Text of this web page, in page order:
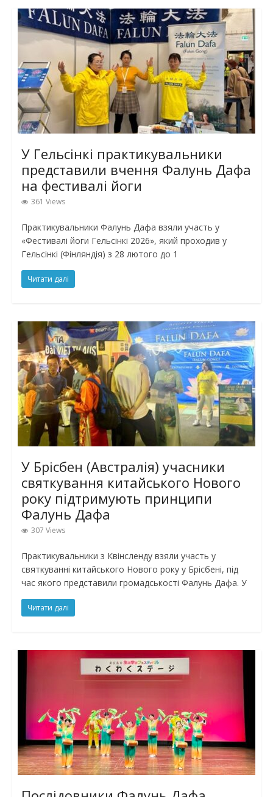
У Гельсінкі практикувальники
представили вчення Фалунь Дафа
на фестивалі йоги
361 Views
Практикувальники Фалунь Дафа взяли участь у
«Фестивалі йоги Гельсінкі 2026», який проходив у
Гельсінкі (Фінляндія) з 28 лютого до 1
Читати далі
У Брісбен (Австралія) учасники
святкування китайського Нового
року підтримують принципи
Фалунь Дафа
307 Views
Практикувальники з Квінсленду взяли участь у
святкуванні китайського Нового року у Брісбені, під
час якого представили громадськості Фалунь Дафа. У
Читати далі